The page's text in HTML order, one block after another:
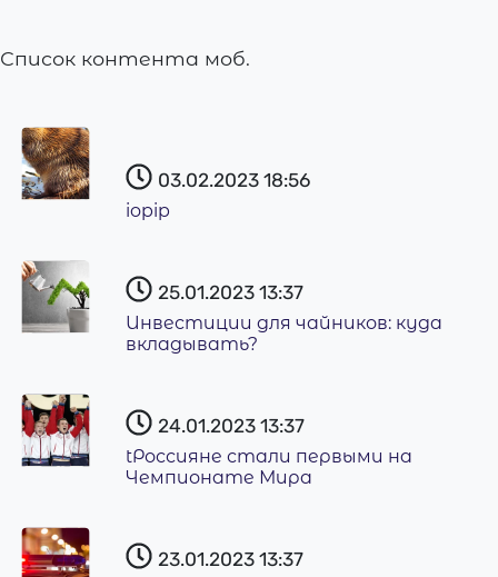
Список контента моб.
03.02.2023 18:56
iopip
25.01.2023 13:37
Инвестиции для чайников: куда
вкладывать?
24.01.2023 13:37
tРоссияне стали первыми на
Чемпионате Мира
23.01.2023 13:37